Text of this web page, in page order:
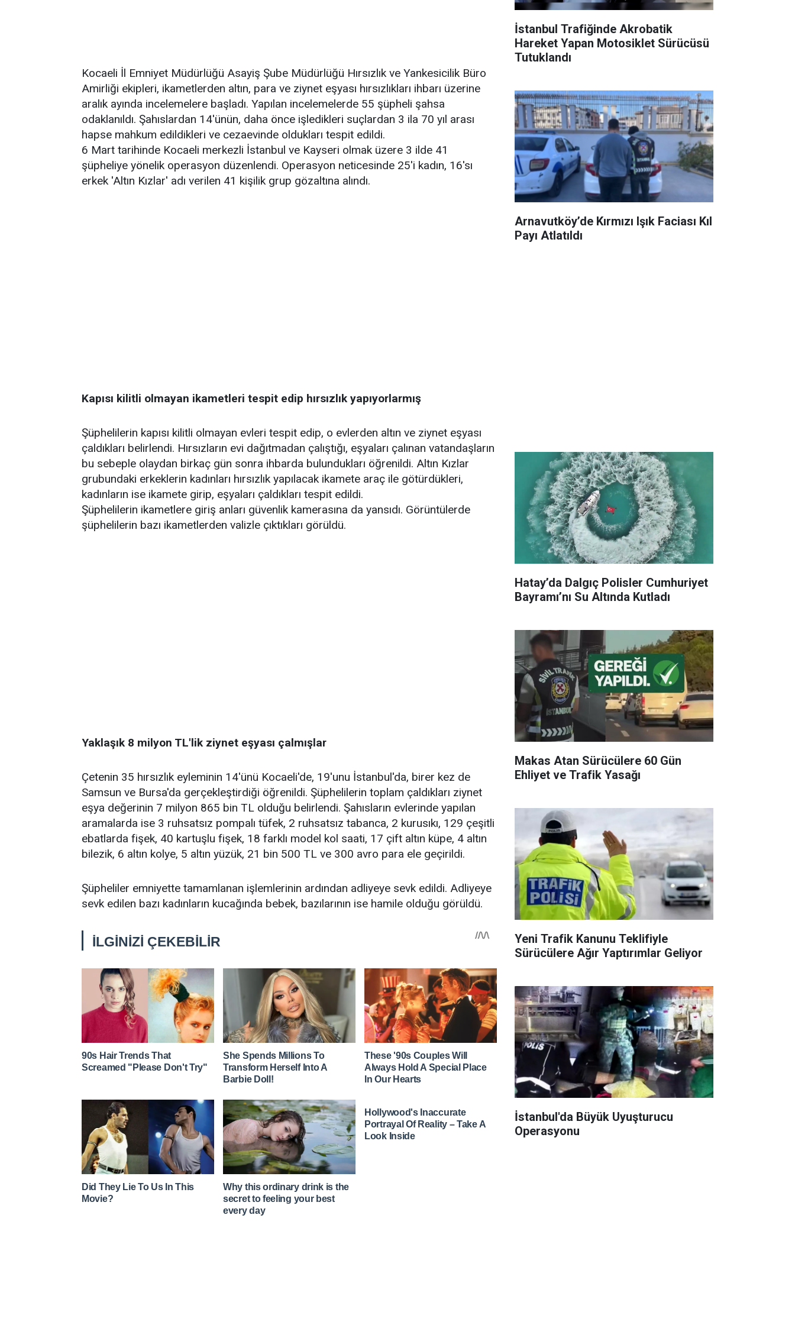
Kocaeli İl Emniyet Müdürlüğü Asayiş Şube Müdürlüğü Hırsızlık ve Yankesicilik Büro
Amirliği ekipleri, ikametlerden altın, para ve ziynet eşyası hırsızlıkları ihbarı üzerine
aralık ayında incelemelere başladı. Yapılan incelemelerde 55 şüpheli şahsa
odaklanıldı. Şahıslardan 14'ünün, daha önce işledikleri suçlardan 3 ila 70 yıl arası
hapse mahkum edildikleri ve cezaevinde oldukları tespit edildi.
6 Mart tarihinde Kocaeli merkezli İstanbul ve Kayseri olmak üzere 3 ilde 41
şüpheliye yönelik operasyon düzenlendi. Operasyon neticesinde 25'i kadın, 16'sı
erkek 'Altın Kızlar' adı verilen 41 kişilik grup gözaltına alındı.
Kapısı kilitli olmayan ikametleri tespit edip hırsızlık yapıyorlarmış
Şüphelilerin kapısı kilitli olmayan evleri tespit edip, o evlerden altın ve ziynet eşyası
çaldıkları belirlendi. Hırsızların evi dağıtmadan çalıştığı, eşyaları çalınan vatandaşların
bu sebeple olaydan birkaç gün sonra ihbarda bulundukları öğrenildi. Altın Kızlar
grubundaki erkeklerin kadınları hırsızlık yapılacak ikamete araç ile götürdükleri,
kadınların ise ikamete girip, eşyaları çaldıkları tespit edildi.
Şüphelilerin ikametlere giriş anları güvenlik kamerasına da yansıdı. Görüntülerde
şüphelilerin bazı ikametlerden valizle çıktıkları görüldü.
Yaklaşık 8 milyon TL'lik ziynet eşyası çalmışlar
Çetenin 35 hırsızlık eyleminin 14'ünü Kocaeli'de, 19'unu İstanbul'da, birer kez de
Samsun ve Bursa'da gerçekleştirdiği öğrenildi. Şüphelilerin toplam çaldıkları ziynet
eşya değerinin 7 milyon 865 bin TL olduğu belirlendi. Şahısların evlerinde yapılan
aramalarda ise 3 ruhsatsız pompalı tüfek, 2 ruhsatsız tabanca, 2 kurusıkı, 129 çeşitli
ebatlarda fişek, 40 kartuşlu fişek, 18 farklı model kol saati, 17 çift altın küpe, 4 altın
bilezik, 6 altın kolye, 5 altın yüzük, 21 bin 500 TL ve 300 avro para ele geçirildi.
Şüpheliler emniyette tamamlanan işlemlerinin ardından adliyeye sevk edildi. Adliyeye
sevk edilen bazı kadınların kucağında bebek, bazılarının ise hamile olduğu görüldü.
İstanbul Trafiğinde Akrobatik
Hareket Yapan Motosiklet Sürücüsü
Tutuklandı
Arnavutköy’de Kırmızı Işık Faciası Kıl
Payı Atlatıldı
Hatay’da Dalgıç Polisler Cumhuriyet
Bayramı’nı Su Altında Kutladı
Makas Atan Sürücülere 60 Gün
Ehliyet ve Trafik Yasağı
Yeni Trafik Kanunu Teklifiyle
Sürücülere Ağır Yaptırımlar Geliyor
İstanbul'da Büyük Uyuşturucu
Operasyonu